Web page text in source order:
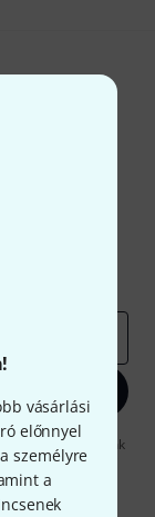
vásárlási
előnnyel
személyre
a
és kis
e-mailben küldjünk
további
-ben talál.